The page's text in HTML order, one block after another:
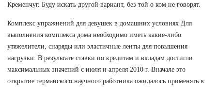
Кременчуг. Буду искать другой вариант, без той о ком не говорят.
Комплекс упражнений для девушек в домашних условиях Для
выполнения комплекса дома необходимо иметь какие-либо
утяжелители, снаряды или эластичные ленты для повышения
нагрузки. В результате ставки по кредитам и вкладам достигли
максимальных значений с июля и апреля 2010 г. Вначале это
открытие германского научного работника ожидалось применять в